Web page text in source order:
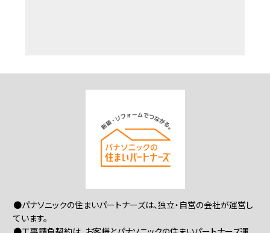
●パナソニックの住まいパートナーズは、独立・自営の会社が運営し
ています。